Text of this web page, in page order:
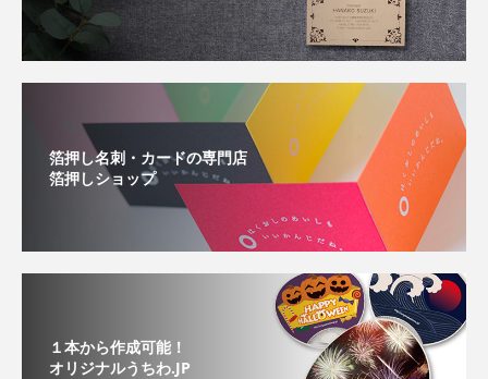
箔押し名刺・カードの専門店
箔押しショップ
１本から作成可能！
オリジナルうちわ.JP